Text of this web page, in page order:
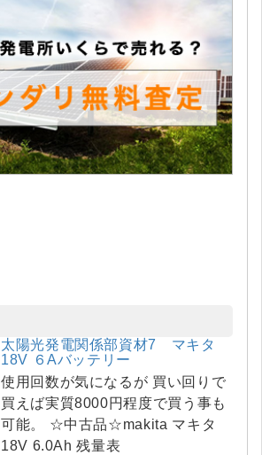
太陽光発電関係部資材7 マキタ
18V ６Aバッテリー
使用回数が気になるが 買い回りで
買えば実質8000円程度で買う事も
可能。 ☆中古品☆makita マキタ
18V 6.0Ah 残量表